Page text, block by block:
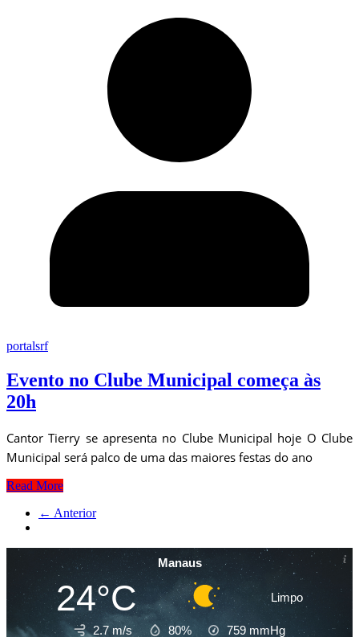
portalsrf
Evento no Clube Municipal começa às
20h
Cantor Tierry se apresenta no Clube Municipal hoje O Clube
Municipal será palco de uma das maiores festas do ano
Read More
← Anterior
Manaus
24°C Limpo
2.7 m/s 80% 759 mmHg